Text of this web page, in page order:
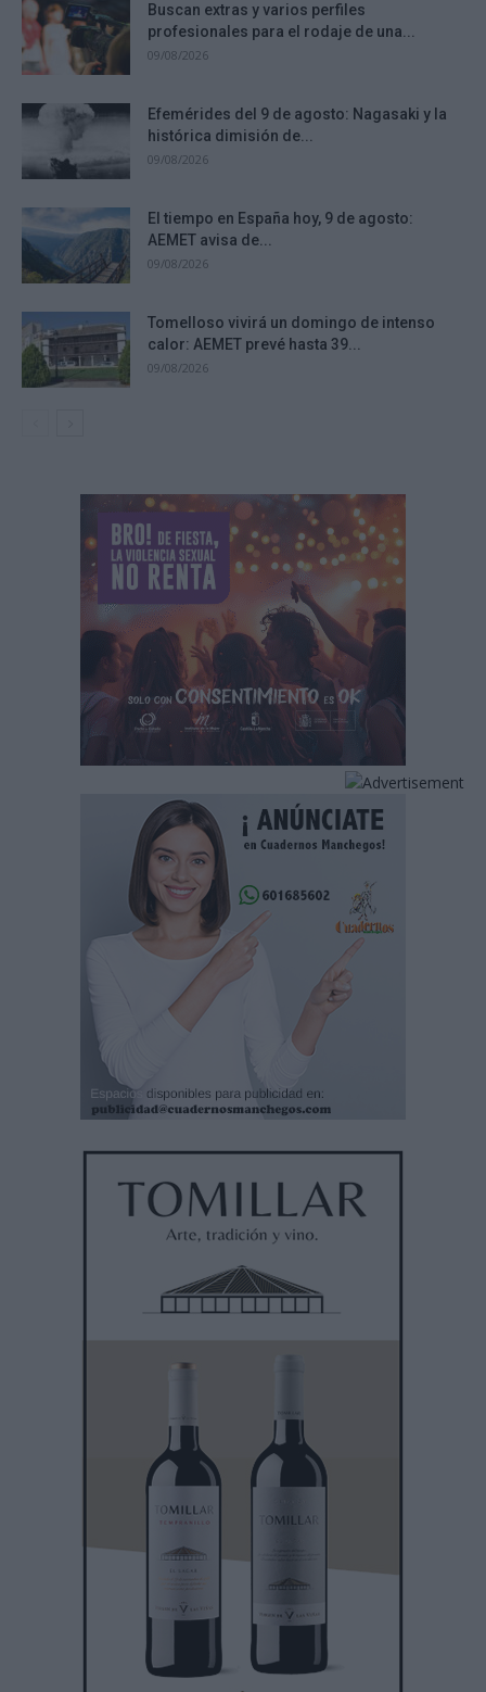
Buscan extras y varios perfiles
profesionales para el rodaje de una...
09/08/2026
Efemérides del 9 de agosto: Nagasaki y la
histórica dimisión de...
09/08/2026
El tiempo en España hoy, 9 de agosto:
AEMET avisa de...
09/08/2026
Tomelloso vivirá un domingo de intenso
calor: AEMET prevé hasta 39...
09/08/2026